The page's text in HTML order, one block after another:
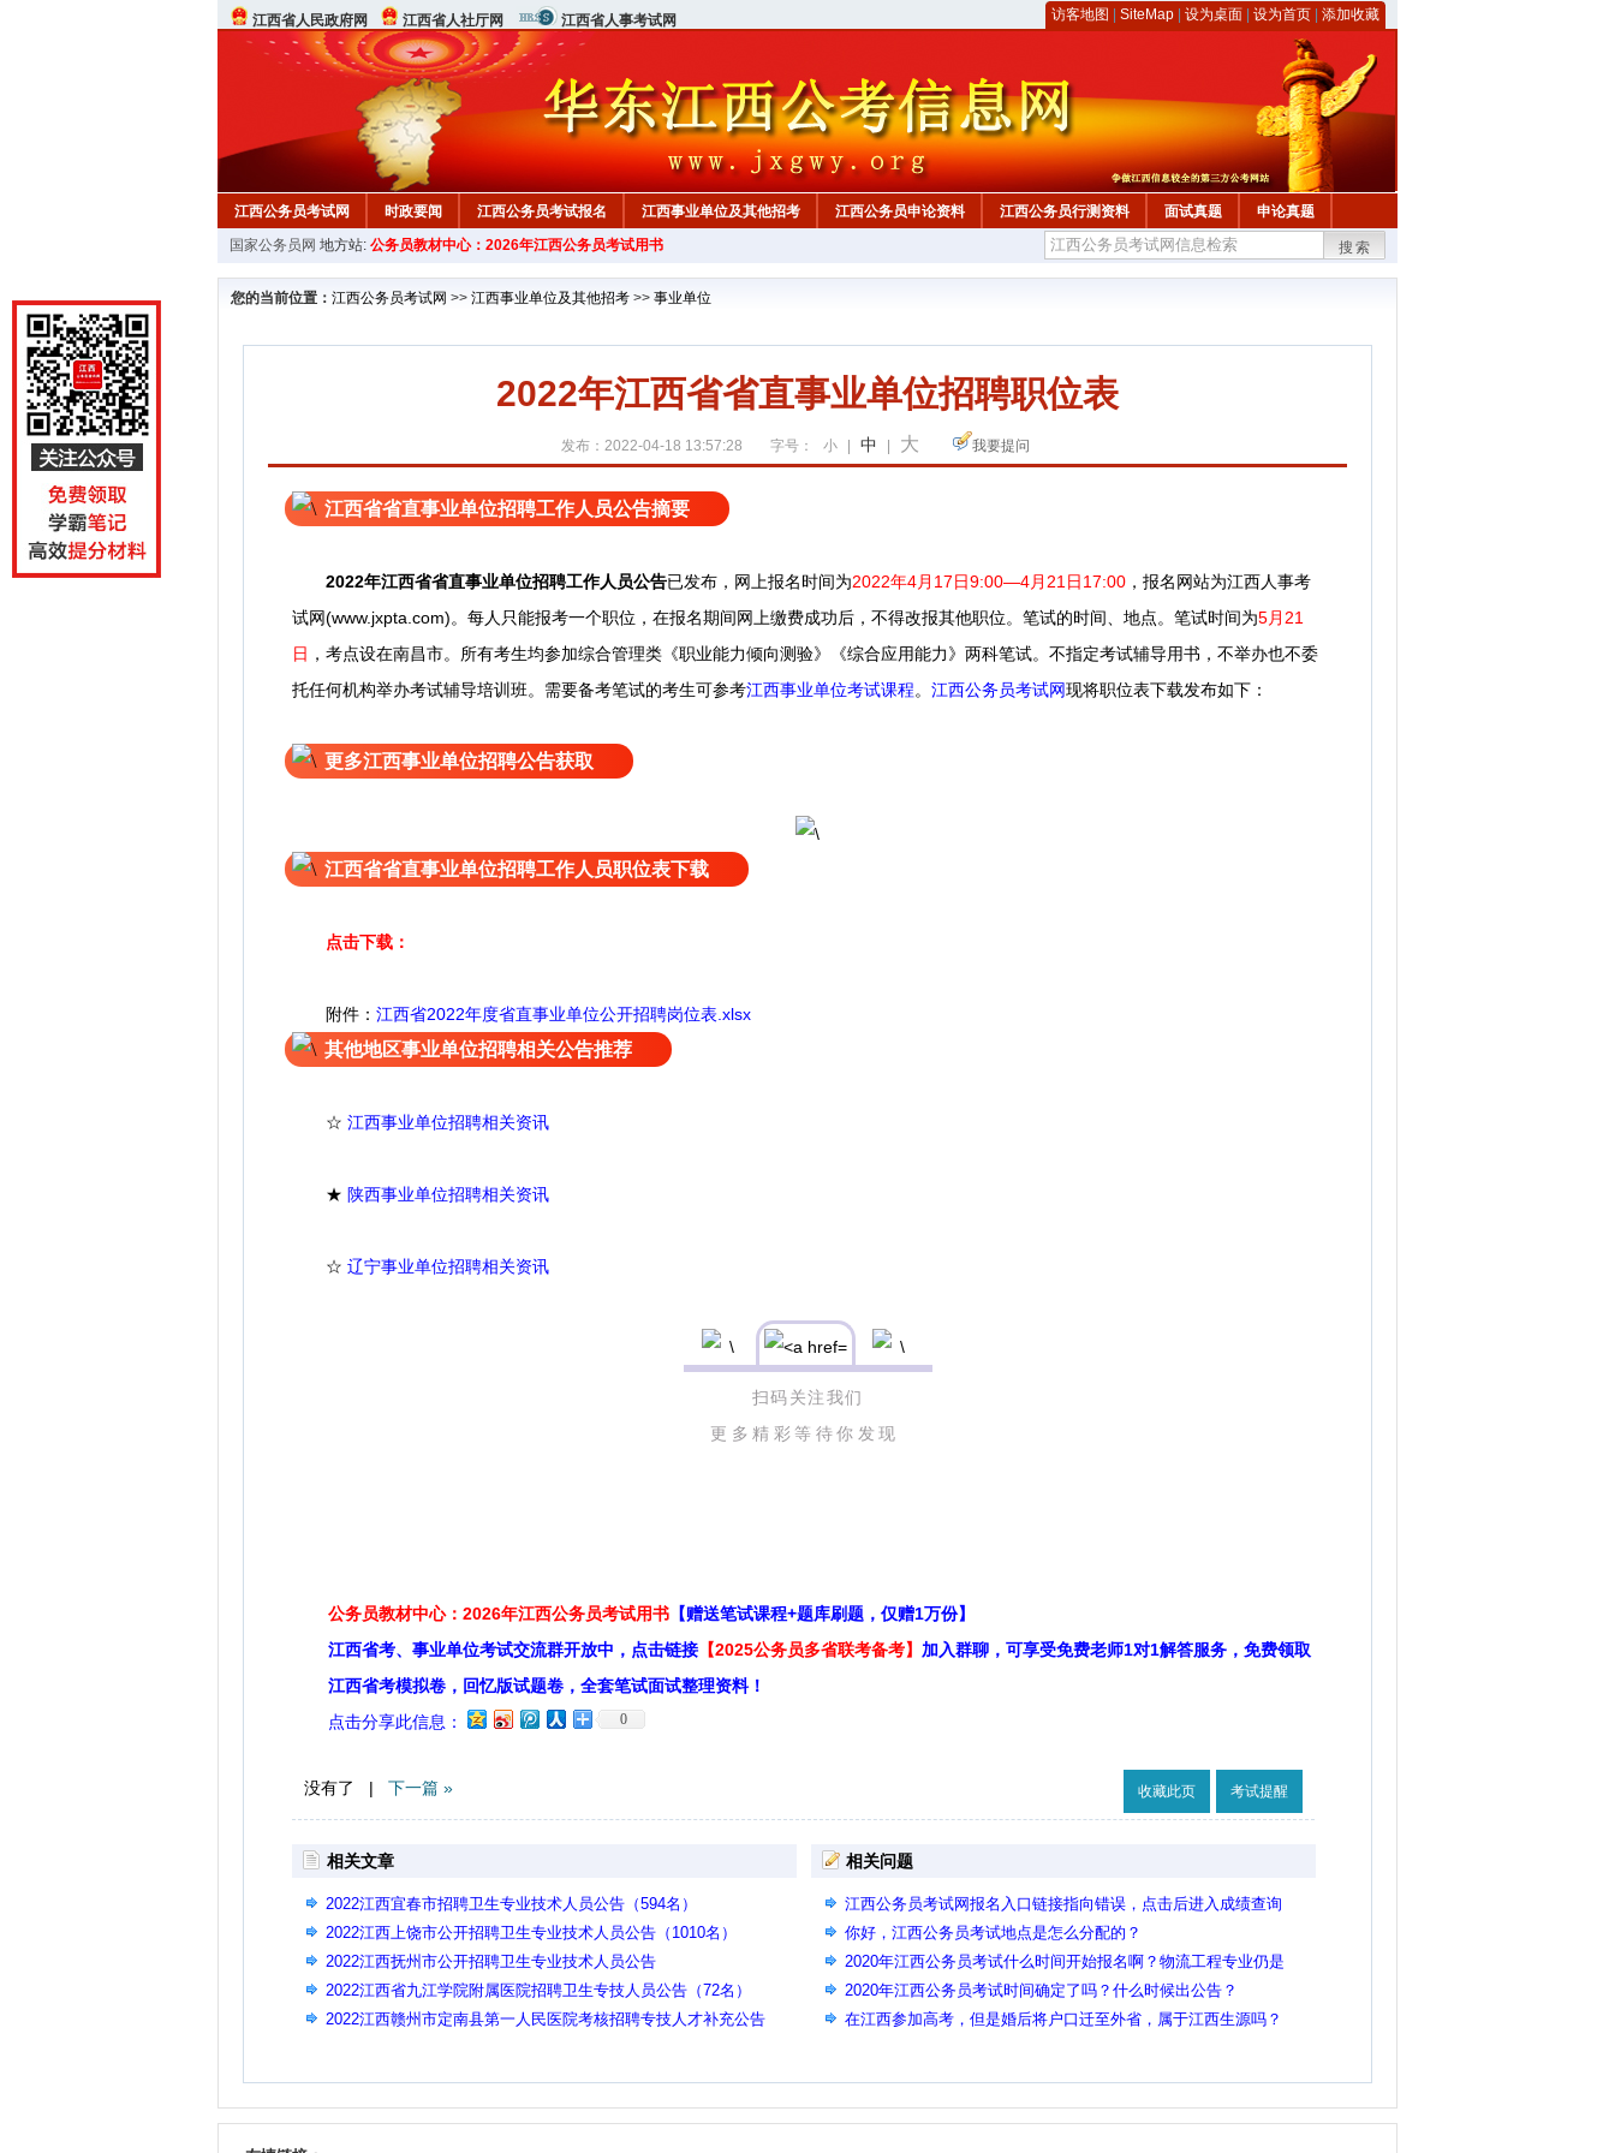
江西省人民政府网 江西省人社厅网 江西省人事考试网 访客地图 SiteMap 设为桌面 设为首页 添加收藏
江西公务员考试网 时政要闻 江西公务员考试报名 江西事业单位及其他招考 江西公务员申论资料 江西公务员行测资料 面试真题 申论真题
行测真题 在线咨询 教材中心
国家公务员网 地方站: 公务员教材中心：2026年江西公务员考试用书 搜索
您的当前位置： 江西公务员考试网 >> 江西事业单位及其他招考 >> 事业单位
2022年江西省省直事业单位招聘职位表
发布：2022-04-18 13:57:28 字号： 小 中 大 我要提问
江西省省直事业单位招聘工作人员公告摘要
2022年江西省省直事业单位招聘工作人员公告已发布， 网上报名时间为2022年4月17日9:00—4月21日17:00 ，报名网站为江西人事考
试网(www.jxpta.com)。 每人只能报考一个职位，在报名期间网上缴费成功后，不得改报其他职位。 笔试的时间、地点。笔试时间为5月21
日 ，考点设在南昌市。 所有考生均参加综合管理类《职业能力倾向测验》《综合应用能力》两科笔试。 不指定考试辅导用书，不举办也不委
托任何机构举办考试辅导培训班。需要备考笔试的考生可参考江西事业单位考试课程。 江西公务员考试网现将职位表下载发布如下：
更多江西事业单位招聘公告获取
江西省省直事业单位招聘工作人员职位表下载
点击下载：
附件： 江西省2022年度省直事业单位公开招聘岗位表.xlsx
其他地区事业单位招聘相关公告推荐
☆ 江西事业单位招聘相关资讯
★ 陕西事业单位招聘相关资讯
☆ 辽宁事业单位招聘相关资讯
扫码关注我们
更多精彩等待你发现
公务员教材中心：2026年江西公务员考试用书 【赠送笔试课程+题库刷题，仅赠1万份】
江西省考、事业单位考试交流群开放中，点击链接 【2025公务员多省联考备考】 加入群聊，可享受免费老师1对1解答服务，免费领取
江西省考模拟卷，回忆版试题卷，全套笔试面试整理资料！
点击分享此信息：
0
没有了 | 下一篇 » 收藏此页 考试提醒
相关文章
2022江西宜春市招聘卫生专业技术人员公告（594名）
2022江西上饶市公开招聘卫生专业技术人员公告（1010名）
2022江西抚州市公开招聘卫生专业技术人员公告
2022江西省九江学院附属医院招聘卫生专技人员公告（72名）
2022江西赣州市定南县第一人民医院考核招聘专技人才补充公告
相关问题
江西公务员考试网报名入口链接指向错误，点击后进入成绩查询
入口相同页面
你好，江西公务员考试地点是怎么分配的？
2020年江西公务员考试什么时间开始报名啊？物流工程专业仍是
属工商管理吗
2020年江西公务员考试时间确定了吗？什么时候出公告？
在江西参加高考，但是婚后将户口迁至外省，属于江西生源吗？